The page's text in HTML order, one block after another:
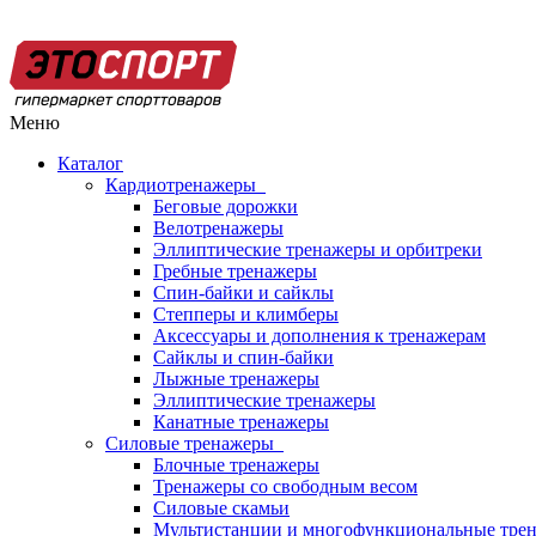
Меню
Каталог
Кардиотренажеры
Беговые дорожки
Велотренажеры
Эллиптические тренажеры и орбитреки
Гребные тренажеры
Спин-байки и сайклы
Степперы и климберы
Аксессуары и дополнения к тренажерам
Сайклы и спин-байки
Лыжные тренажеры
Эллиптические тренажеры
Канатные тренажеры
Силовые тренажеры
Блочные тренажеры
Тренажеры со свободным весом
Силовые скамьи
Мультистанции и многофункциональные